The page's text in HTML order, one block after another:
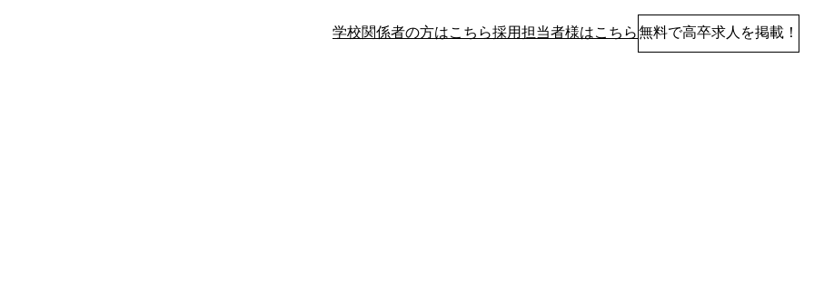
学校関係者の方はこちら採用担当者様はこちら無料で高卒求人を掲載！